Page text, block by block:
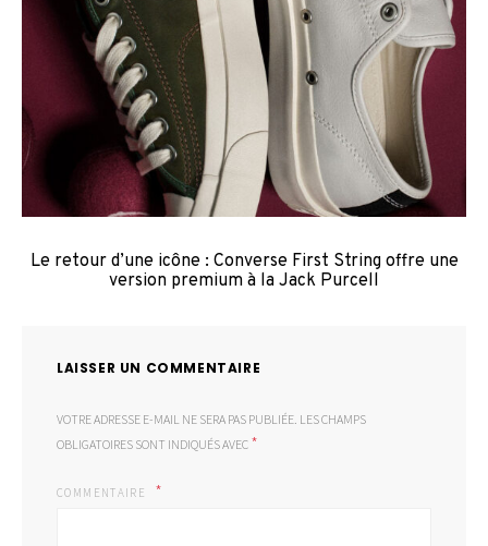
Le retour d’une icône : Converse First String offre une
version premium à la Jack Purcell
LAISSER UN COMMENTAIRE
VOTRE ADRESSE E-MAIL NE SERA PAS PUBLIÉE. LES CHAMPS
OBLIGATOIRES SONT INDIQUÉS AVEC *
COMMENTAIRE